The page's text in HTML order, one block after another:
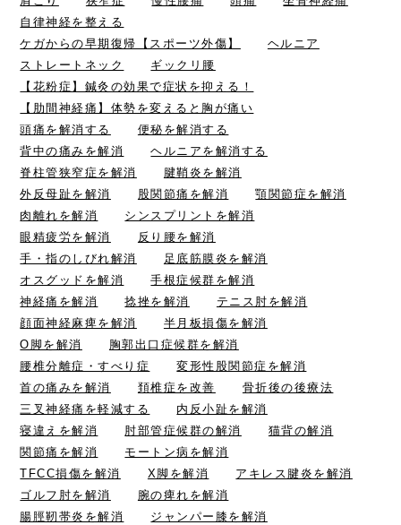
自律神経を整える
ケガからの早期復帰【スポーツ外傷】
ヘルニア
ストレートネック
ギックリ腰
【花粉症】鍼灸の効果で症状を抑える！
【肋間神経痛】体勢を変えると胸が痛い
頭痛を解消する
便秘を解消する
背中の痛みを解消
ヘルニアを解消する
脊柱管狭窄症を解消
腱鞘炎を解消
外反母趾を解消
股関節痛を解消
顎関節症を解消
肉離れを解消
シンスプリントを解消
眼精疲労を解消
反り腰を解消
手・指のしびれ解消
足底筋膜炎を解消
オスグッドを解消
手根症候群を解消
神経痛を解消
捻挫を解消
テニス肘を解消
顔面神経麻痺を解消
半月板損傷を解消
O脚を解消
胸郭出口症候群を解消
腰椎分離症・すべり症
変形性股関節症を解消
首の痛みを解消
頚椎症を改善
骨折後の後療法
三叉神経痛を軽減する
内反小趾を解消
寝違えを解消
肘部管症候群の解消
猫背の解消
関節痛を解消
モートン病を解消
TFCC損傷を解消
X脚を解消
アキレス腱炎を解消
ゴルフ肘を解消
腕の痺れを解消
腸脛靭帯炎を解消
ジャンパー膝を解消